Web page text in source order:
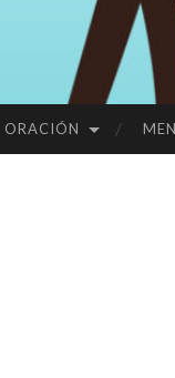
ORACIÓN